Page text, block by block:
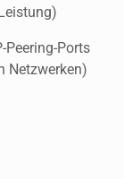
Peering-Ports
Netzwerken)